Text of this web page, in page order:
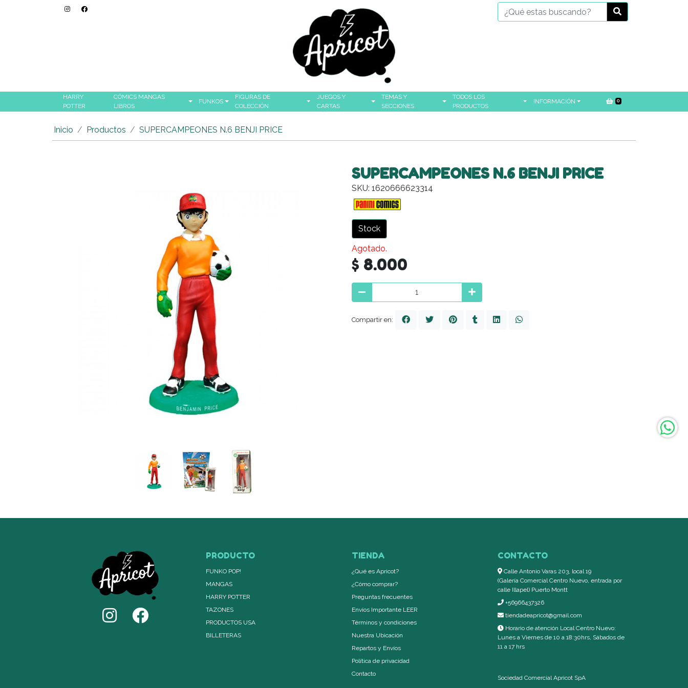
HARRY
POTTER
CÓMICS MANGAS
LIBROS
FUNKOS
FIGURAS DE
COLECCIÓN
JUEGOS Y
CARTAS
TEMAS Y
SECCIONES
TODOS LOS
PRODUCTOS
INFORMACIÓN 0
Inicio Productos SUPERCAMPEONES N.6 BENJI PRICE
SUPERCAMPEONES N.6 BENJI PRICE
SKU: 1620666623314
Stock
Agotado.
$ 8.000
Compartir en:
PRODUCTO
FUNKO POP!
MANGAS
HARRY POTTER
TAZONES
PRODUCTOS USA
BILLETERAS
TIENDA
¿Qué es Apricot?
¿Cómo comprar?
Preguntas frecuentes
Envíos Importante LEER
Términos y condiciones
Nuestra Ubicación
Repartos y Envíos
Política de privacidad
Contacto
CONTACTO
Calle Antonio Varas 203, local 19
(Galería Comercial Centro Nuevo, entrada por
calle Illapel) Puerto Montt
+56966437326
tiendadeapricot@gmail.com
Horario de atención Local Centro Nuevo:
Lunes a Viernes de 10 a 18:30hrs, Sábados de
11 a 17 hrs
Sociedad Comercial Apricot SpA